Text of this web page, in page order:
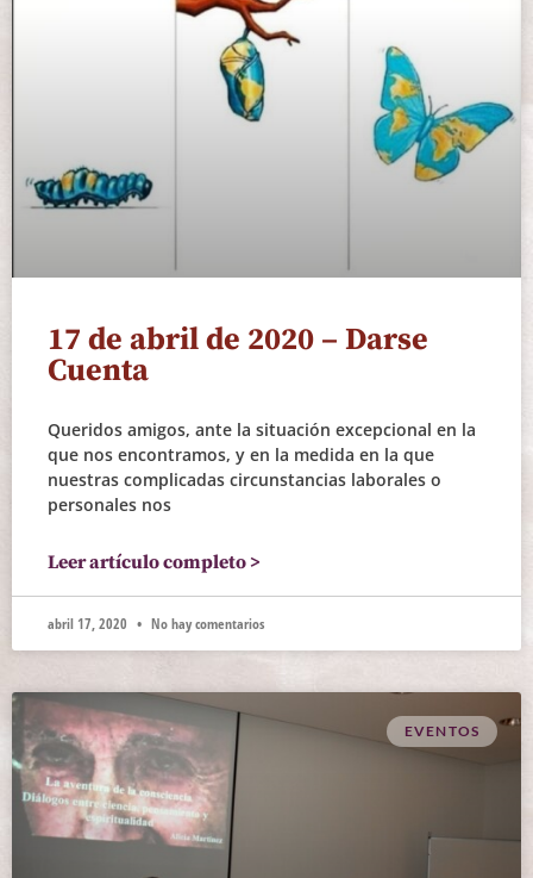
17 de abril de 2020 – Darse
Cuenta
Queridos amigos, ante la situación excepcional en la
que nos encontramos, y en la medida en la que
nuestras complicadas circunstancias laborales o
personales nos
Leer artículo completo >
abril 17, 2020 No hay comentarios
EVENTOS